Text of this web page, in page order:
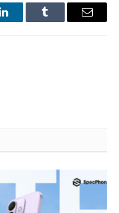
LinkedInTumblr Email